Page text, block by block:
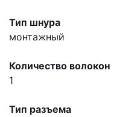
Тип шнура
монтажный
Количество волокон
1
Тип разъема